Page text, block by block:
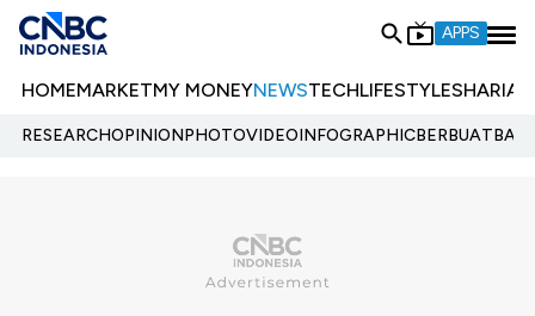
APPS
HOMEMARKETMY MONEYNEWSTECHLIFESTYLESHARIA
RESEARCHOPINIONPHOTOVIDEOINFOGRAPHIC